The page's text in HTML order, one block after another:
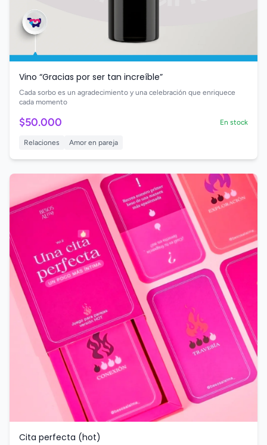
Vino “Gracias por ser tan increíble”
Cada sorbo es un agradecimiento y una celebración que enriquece
cada momento
$50.000 En stock
Relaciones Amor en pareja
Cita perfecta (hot)